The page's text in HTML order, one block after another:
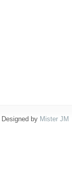
Designed by Mister JM